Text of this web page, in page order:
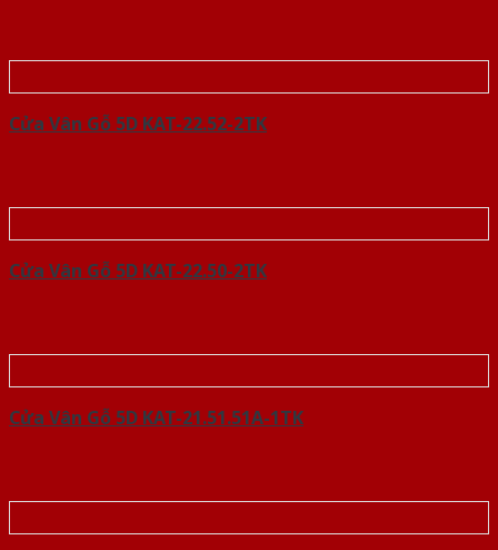
Cửa Vân Gỗ 5D KAT-22.52-2TK
Cửa Vân Gỗ 5D KAT-22.50-2TK
Cửa Vân Gỗ 5D KAT-21.51.51A-1TK